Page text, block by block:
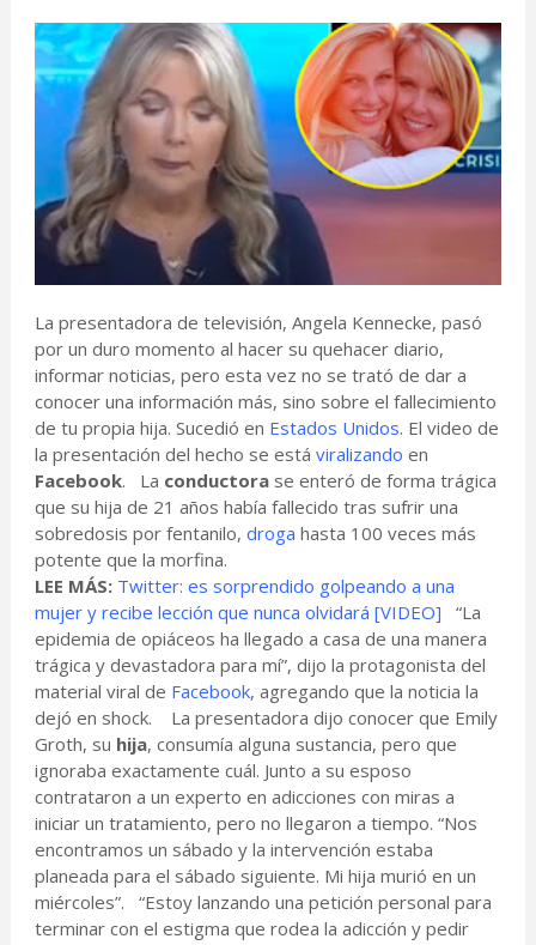
La presentadora de televisión, Angela Kennecke, pasó
por un duro momento al hacer su quehacer diario,
informar noticias, pero esta vez no se trató de dar a
conocer una información más, sino sobre el fallecimiento
de tu propia hija. Sucedió en Estados Unidos. El video de
la presentación del hecho se está viralizando en
Facebook. La conductora se enteró de forma trágica
que su hija de 21 años había fallecido tras sufrir una
sobredosis por fentanilo, droga hasta 100 veces más
potente que la morfina.
LEE MÁS: Twitter: es sorprendido golpeando a una
mujer y recibe lección que nunca olvidará [VIDEO] “La
epidemia de opiáceos ha llegado a casa de una manera
trágica y devastadora para mí”, dijo la protagonista del
material viral de Facebook, agregando que la noticia la
dejó en shock. La presentadora dijo conocer que Emily
Groth, su hija, consumía alguna sustancia, pero que
ignoraba exactamente cuál. Junto a su esposo
contrataron a un experto en adicciones con miras a
iniciar un tratamiento, pero no llegaron a tiempo. “Nos
encontramos un sábado y la intervención estaba
planeada para el sábado siguiente. Mi hija murió en un
miércoles”. “Estoy lanzando una petición personal para
terminar con el estigma que rodea la adicción y pedir